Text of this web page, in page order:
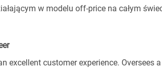
w modelu off-price na całym
excellent customer experience. Oversees